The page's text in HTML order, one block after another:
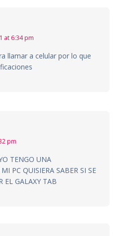
at 6:34 pm
llamar a celular por lo que
pm
TENGO UNA
PC QUISIERA SABER SI SE
EL GALAXY TAB